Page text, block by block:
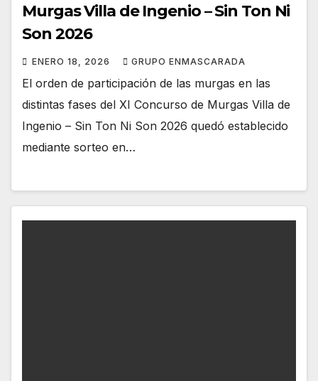
Murgas Villa de Ingenio – Sin Ton Ni
Son 2026
ENERO 18, 2026 GRUPO ENMASCARADA
El orden de participación de las murgas en las
distintas fases del XI Concurso de Murgas Villa de
Ingenio – Sin Ton Ni Son 2026 quedó establecido
mediante sorteo en…